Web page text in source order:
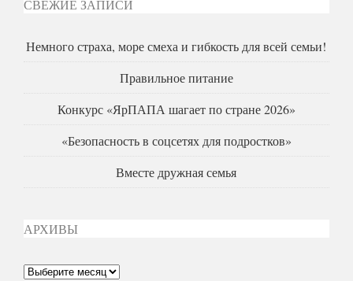
СВЕЖИЕ ЗАПИСИ
Немного страха, море смеха и гибкость для всей семьи!
Правильное питание
Конкурс «ЯрПАПА шагает по стране 2026»
«Безопасность в соцсетях для подростков»
Вместе дружная семья
АРХИВЫ
Архивы